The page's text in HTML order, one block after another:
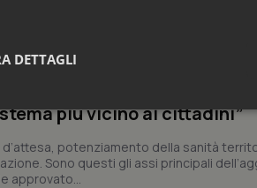
misure per liste d’attesa
più vicino ai cittadini”
potenziamento della sanità
Sono questi gli assi principali
approvato...
DETTAGLI
Necessari